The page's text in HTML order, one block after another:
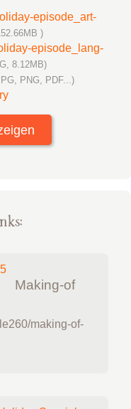
episode_art-
)
episode_lang-
8.12MB)
PNG, PDF...)
Making-of
making-of-